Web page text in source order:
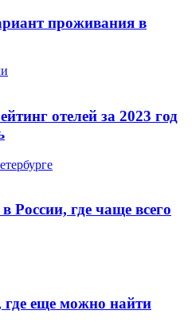
проживания в
отелей за 2023 год
России, где чаще всего
где еще можно найти